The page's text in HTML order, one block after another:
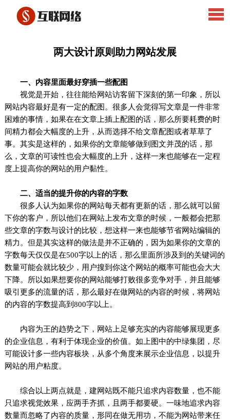
两大设计原则助力网站发展
一、内容里面最好穿插一些配图
视觉是开始，往往能给网站访客留下深刻的第一印象，所以
网站内容最好是有一定的配图。很多人会觉得写文章是一件非常
困难的事情，如果在在文章上插上配图的话，那么所要耗费的时
间精力都会大幅度的上升，从而选择不给文章配图或者草草了
事。其实是这样的，如果你的文章能够做到图文并茂的话，那
么，文章的可读性也会大幅度的上升，这样一来也能够在一定程
度上提高你的网站的用户黏性。
二、适当的提升你的内容的字数
很多人认为如果你的网站每天都有更新的话，那么就可以留
下你的客户，所以他们在网站上发布文章的时候，一般都会把那
些文章的字数与设计的比较，想这样一来也能够节省网站编辑的
精力。但是其实这样的做法是并不正确的，因为如果你的文章的
字数每天仅仅是在500字以上的话，那么里面所涉及到的关键词的
数量可能会就比较少，用户搜到你这个网站的概率可能也会大大
下降。所以如果想要你的网站能够打败很多竞争对手，并且能够
吸引更多的流量的话，那么最好在做网站的内容的时候，将网站
的内容的字数提高到800字以上。
内容为王的趋势之下，网站上足够充实的内容能够展现更多
的企业信息，有利于体现企业的价值。如上图中的中绿集团，尽
可能设计多一些内容板块，从多个角度来展示企业信息，以提升
网站的用户粘度。
综合以上两点就是，建网站既不能只追求内容数量，也不能
只追求视觉效果，应两手齐抓，且两手都要硬。一味地追求内容
数量而忽略了内容的质量，形同在做无用功，不能为网站带来任